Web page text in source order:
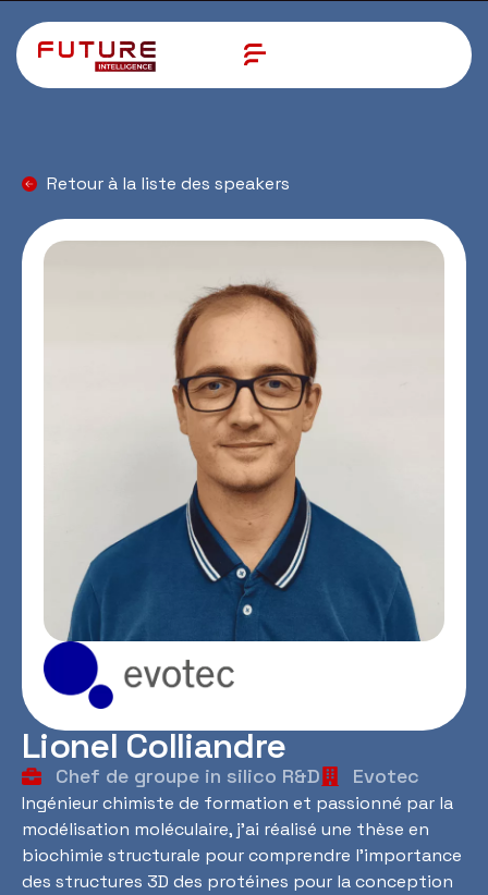
Retour à la liste des speakers
Lionel Colliandre
Chef de groupe in silico R&D Evotec
Ingénieur chimiste de formation et passionné par la
modélisation moléculaire, j’ai réalisé une thèse en
biochimie structurale pour comprendre l’importance
des structures 3D des protéines pour la conception